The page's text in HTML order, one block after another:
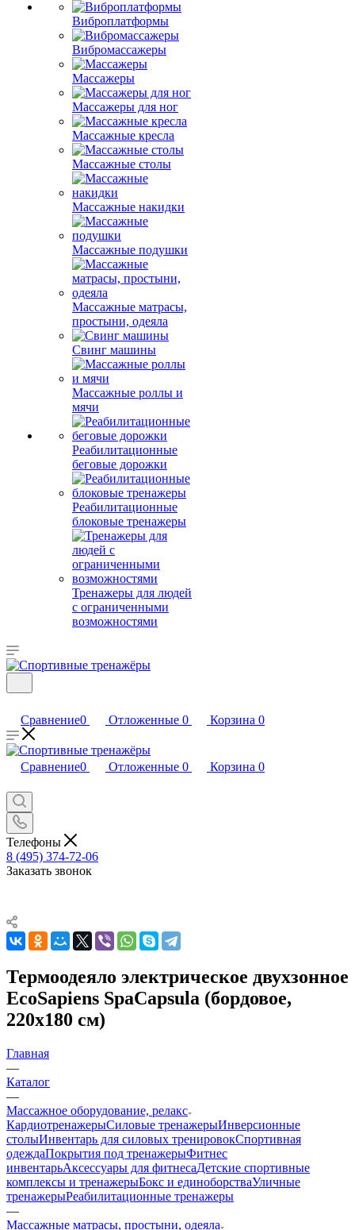
Виброплатформы
Вибромассажеры
Массажеры
Массажеры для ног
Массажные кресла
Массажные столы
Массажные накидки
Массажные подушки
Массажные матрасы,
простыни, одеяла
Свинг машины
Массажные роллы и
мячи
Реабилитационные
беговые дорожки
Реабилитационные
блоковые тренажеры
Тренажеры для людей
с ограниченными
возможностями
Сравнение0 Отложенные 0 Корзина 0
Сравнение0 Отложенные 0 Корзина 0
Телефоны
8 (495) 374-72-06
Заказать звонок
Термоодеяло электрическое двухзонное
EcoSapiens SpaCapsula (бордовое,
220х180 см)
Главная
—
Каталог
—
Массажное оборудование, релакс
КардиотренажерыСиловые тренажерыИнверсионные
столыИнвентарь для силовых тренировокСпортивная
одеждаПокрытия под тренажерыФитнес
инвентарьАксессуары для фитнесаДетские спортивные
комплексы и тренажерыБокс и единоборстваУличные
тренажерыРеабилитационные тренажеры
—
Массажные матрасы, простыни, одеяла